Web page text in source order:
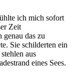
ich mich sofort
Zeit
genau das zu
Sie schilderten ein
aus
eines Sees.